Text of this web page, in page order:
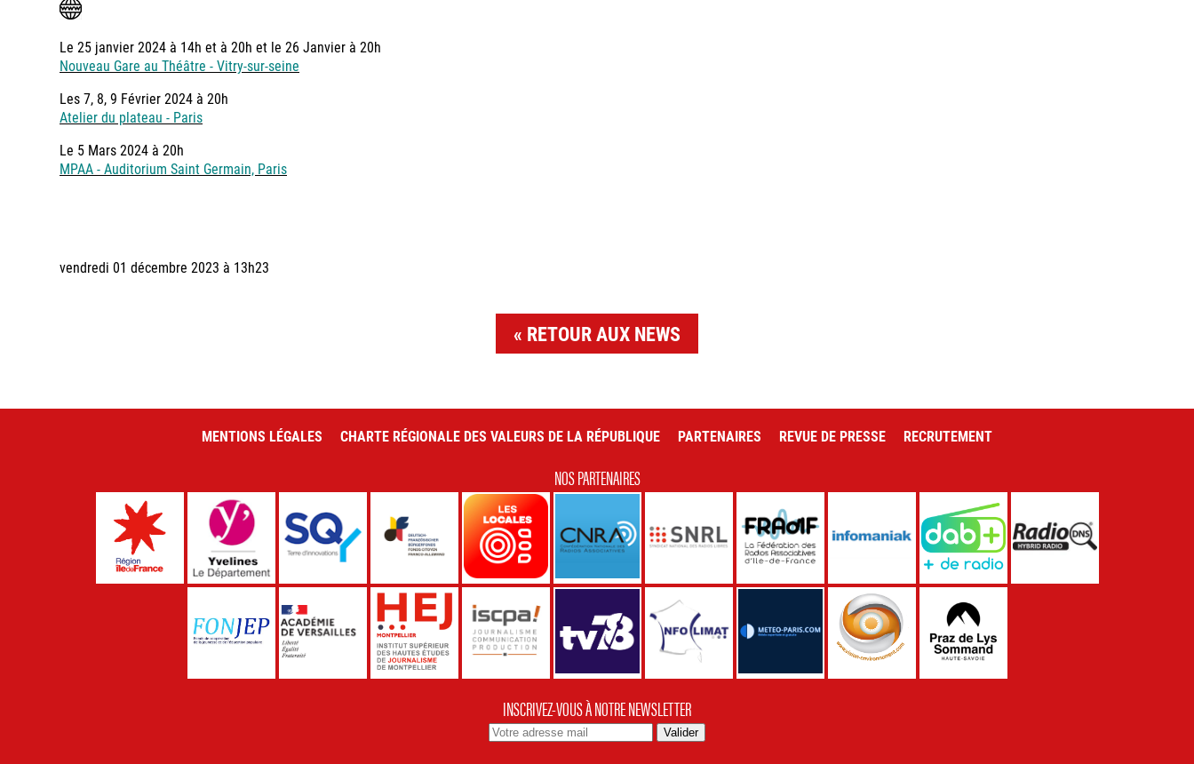
Le 25 janvier 2024 à 14h et à 20h et le 26 Janvier à 20h
Nouveau Gare au Théâtre - Vitry-sur-seine
Les 7, 8, 9 Février 2024 à 20h
Atelier du plateau - Paris
Le 5 Mars 2024 à 20h
MPAA - Auditorium Saint Germain, Paris
vendredi 01 décembre 2023 à 13h23
RETOUR AUX NEWS
MENTIONS LÉGALES CHARTE RÉGIONALE DES VALEURS DE LA RÉPUBLIQUE PARTENAIRES REVUE DE PRESSE RECRUTEMENT
NOS PARTENAIRES
INSCRIVEZ-VOUS À NOTRE NEWSLETTER